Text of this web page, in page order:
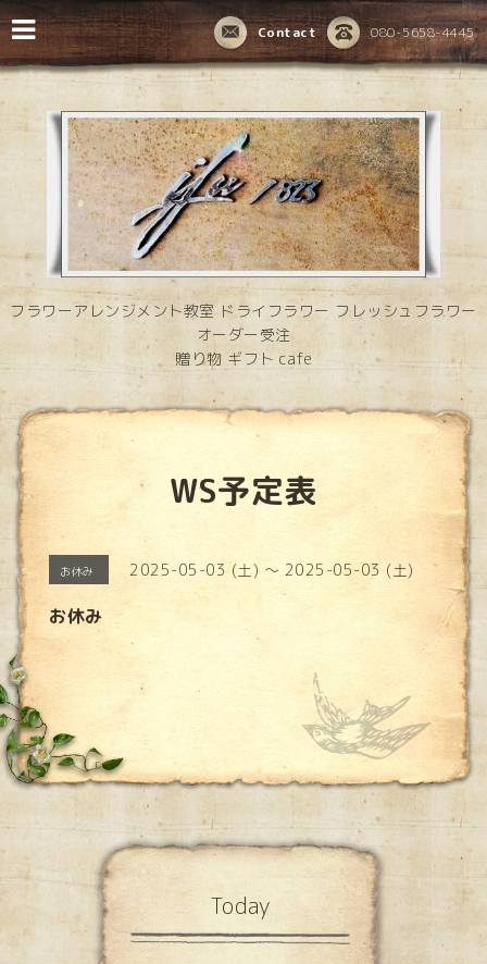
080-5658-4445
Contact
フラワーアレンジメント教室 ドライフラワー フレッシュフラワー
オーダー受注
贈り物 ギフト cafe
WS予定表
お休み 2025-05-03 (土) ～ 2025-05-03 (土)
お休み
Today